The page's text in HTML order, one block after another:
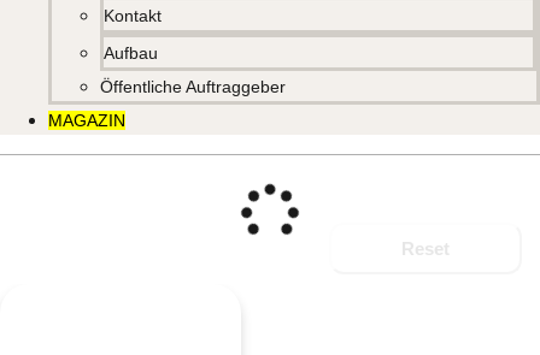
Kontakt
Aufbau
Öffentliche Auftraggeber
MAGAZIN
Reset